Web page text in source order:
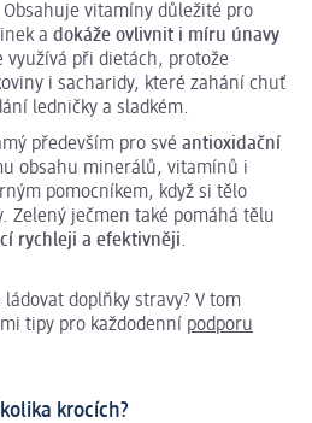
vitamíny důležité pro
a dokáže ovlivnit i míru únavy
využívá při dietách, protože
i sacharidy, které zahání chuť
ledničky a sladkém.
především pro své antioxidační
obsahu minerálů, vitamínů i
pomocníkem, když si tělo
Zelený ječmen také pomáhá tělu
rychleji a efektivněji.
ládovat doplňky stravy? V tom
tipy pro každodenní podporu
krocích?